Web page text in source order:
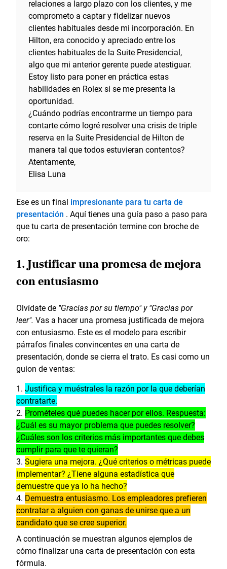
relaciones a largo plazo con los clientes, y me
comprometo a captar y fidelizar nuevos
clientes habituales desde mi incorporación. En
Hilton, era conocido y apreciado entre los
clientes habituales de la Suite Presidencial,
algo que mi anterior gerente puede atestiguar.
Estoy listo para poner en práctica estas
habilidades en Rolex si se me presenta la
oportunidad.
¿Cuándo podrías encontrarme un tiempo para
contarte cómo logré resolver una crisis de triple
reserva en la Suite Presidencial de Hilton de
manera tal que todos estuvieran contentos?
Atentamente,
Elisa Luna
Ese es un final impresionante para tu carta de
presentación . Aquí tienes una guía paso a paso para
que tu carta de presentación termine con broche de
oro:
1. Justificar una promesa de mejora
con entusiasmo
Olvídate de "Gracias por su tiempo" y "Gracias por
leer". Vas a hacer una promesa justificada de mejora
con entusiasmo. Este es el modelo para escribir
párrafos finales convincentes en una carta de
presentación, donde se cierra el trato. Es casi como un
guion de ventas:
Justifica y muéstrales la razón por la que deberían
contratarte.
Promételes qué puedes hacer por ellos. Respuesta:
¿Cuál es su mayor problema que puedes resolver?
¿Cuáles son los criterios más importantes que debes
cumplir para que te quieran?
Sugiera una mejora. ¿Qué criterios o métricas puede
implementar? ¿Tiene alguna estadística que
demuestre que ya lo ha hecho?
Demuestra entusiasmo. Los empleadores prefieren
contratar a alguien con ganas de unirse que a un
candidato que se cree superior.
A continuación se muestran algunos ejemplos de
cómo finalizar una carta de presentación con esta
fórmula.